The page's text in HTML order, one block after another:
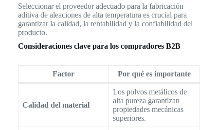
Seleccionar el proveedor adecuado para la fabricación
aditiva de aleaciones de alta temperatura es crucial para
garantizar la calidad, la rentabilidad y la confiabilidad del
producto.
Consideraciones clave para los compradores B2B
Factor Por qué es importante
Calidad del material
Los polvos metálicos de
alta pureza garantizan
propiedades mecánicas
superiores.